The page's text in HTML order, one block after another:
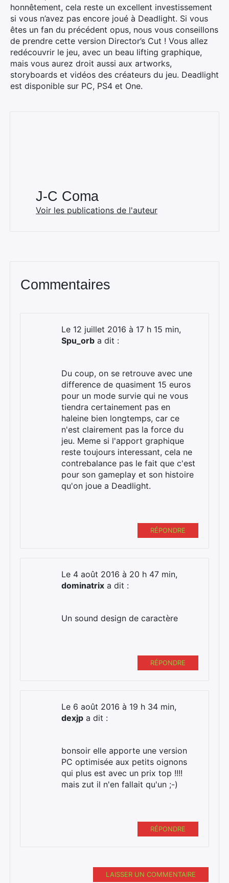
honnêtement, cela reste un excellent investissement
si vous n’avez pas encore joué à Deadlight. Si vous
êtes un fan du précédent opus, nous vous conseillons
de prendre cette version Director’s Cut ! Vous allez
redécouvrir le jeu, avec un beau lifting graphique,
mais vous aurez droit aussi aux artworks,
storyboards et vidéos des créateurs du jeu. Deadlight
est disponible sur PC, PS4 et One.
J-C Coma
Voir les publications de l'auteur
Commentaires
Le 12 juillet 2016 à 17 h 15 min,
Spu_orb a dit :
Du coup, on se retrouve avec une
difference de quasiment 15 euros
pour un mode survie qui ne vous
tiendra certainement pas en
haleine bien longtemps, car ce
n'est clairement pas la force du
jeu. Meme si l'apport graphique
reste toujours interessant, cela ne
contrebalance pas le fait que c'est
pour son gameplay et son histoire
qu'on joue a Deadlight.
RÉPONDRE
Le 4 août 2016 à 20 h 47 min,
dominatrix a dit :
Un sound design de caractère
RÉPONDRE
Le 6 août 2016 à 19 h 34 min,
dexjp a dit :
bonsoir elle apporte une version
PC optimisée aux petits oignons
qui plus est avec un prix top !!!!
mais zut il n'en fallait qu'un ;-)
RÉPONDRE
LAISSER UN COMMENTAIRE